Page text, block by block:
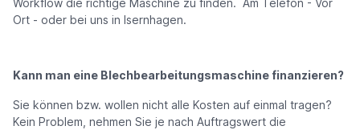
Ort - oder bei uns in Isernhagen.
Kann man eine Blechbearbeitungsmaschine finanzieren?
Sie können bzw. wollen nicht alle Kosten auf einmal tragen?
Kein Problem, nehmen Sie je nach Auftragswert die